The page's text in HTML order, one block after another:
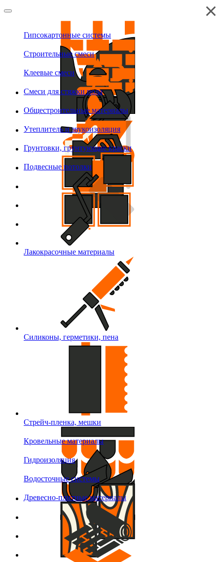
Гипсокартонные системы
Строительные смеси
Клеевые смеси
Смеси для стяжки пола
Общестроительные материалы
Утеплитель и звукоизоляция
Грунтовки, грунтующие краски
Подвесные потолки
Лакокрасочные материалы
Силиконы, герметики, пена
Стрейч-пленка, мешки
Кровельные материалы
Гидроизоляция
Водосточные системы
Древесно-плитные материалы